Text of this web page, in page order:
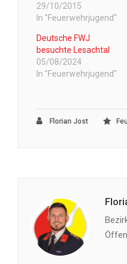
29/10/2015
In "Feuerwehrjugend"
Deutsche FWJ
besuchte Lesachtal
05/08/2024
In "Feuerwehrjugend"
Florian Jost